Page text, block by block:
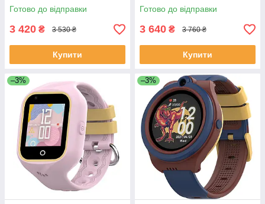
Готово до відправки
3 420 ₴ 3 530 ₴
Купити
Готово до відправки
3 640 ₴ 3 760 ₴
Купити
–3% –3%